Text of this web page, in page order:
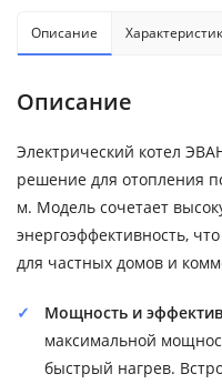
Описание
Описание
Электрический котел
решение для отопления
м. Модель сочетает
энергоэффективность,
для частных домов и
Мощность и
максимальной
быстрый нагрев.